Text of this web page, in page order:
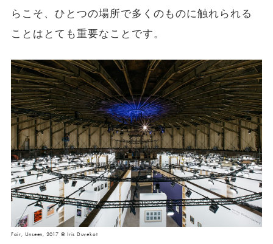
らこそ、ひとつの場所で多くのものに触れられる
ことはとても重要なことです。
Fair, Unseen, 2017 © Iris Duvekot